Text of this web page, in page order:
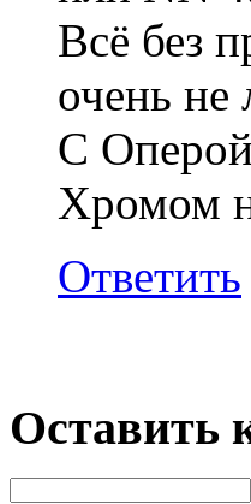
Всё без
очень
С
Хромом
Ответить
Оставить